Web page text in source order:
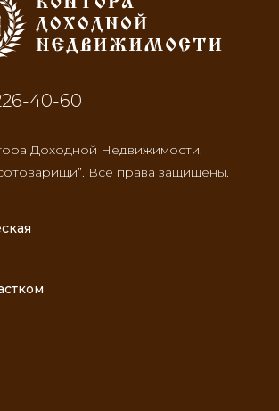
40-60
Доходной Недвижимости.
Все права защищены.